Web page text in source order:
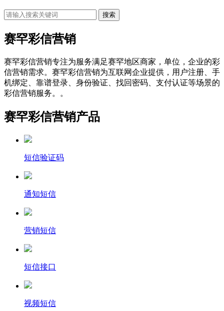
搜索
赛罕彩信营销
赛罕彩信营销专注为服务满足赛罕地区商家，单位，企业的彩
信营销需求。赛罕彩信营销为互联网企业提供，用户注册、手
机绑定、靠谱登录、身份验证、找回密码、支付认证等场景的
彩信营销服务。。
赛罕彩信营销产品
短信验证码
通知短信
营销短信
短信接口
视频短信